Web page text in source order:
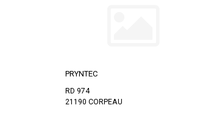
PRYNTEC
RD 974
21190 CORPEAU